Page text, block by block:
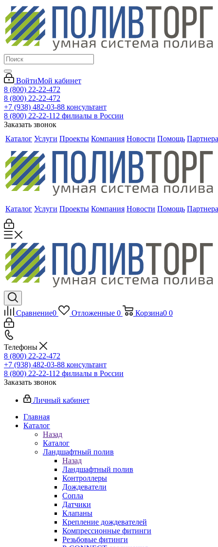
ВойтиМой кабинет
8 (800) 22-22-472
8 (800) 22-22-472
+7 (938) 482-03-88 консультант
8 (800) 22-22-112 филиалы в России
Заказать звонок
Каталог Услуги Проекты Компания Новости Помощь
Каталог Услуги Проекты Компания Новости Помощь
Сравнение0 Отложенные 0 Корзина0 0
Телефоны
8 (800) 22-22-472
+7 (938) 482-03-88 консультант
8 (800) 22-22-112 филиалы в России
Заказать звонок
Личный кабинет
Главная
Каталог
Назад
Каталог
Ландшафтный полив
Назад
Ландшафтный полив
Контроллеры
Дождеватели
Сопла
Датчики
Клапаны
Крепление дождевателей
Компрессионные фитинги
Резьбовые фитинги